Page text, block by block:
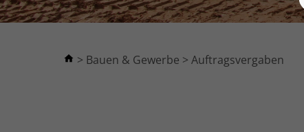
Bauen & Gewerbe Auftragsvergaben